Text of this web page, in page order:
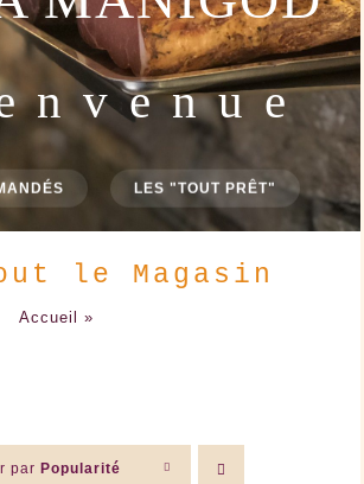
n v e n u e
LES "TOUT PRÊT"
le Magasin
Accueil »
par Popularité